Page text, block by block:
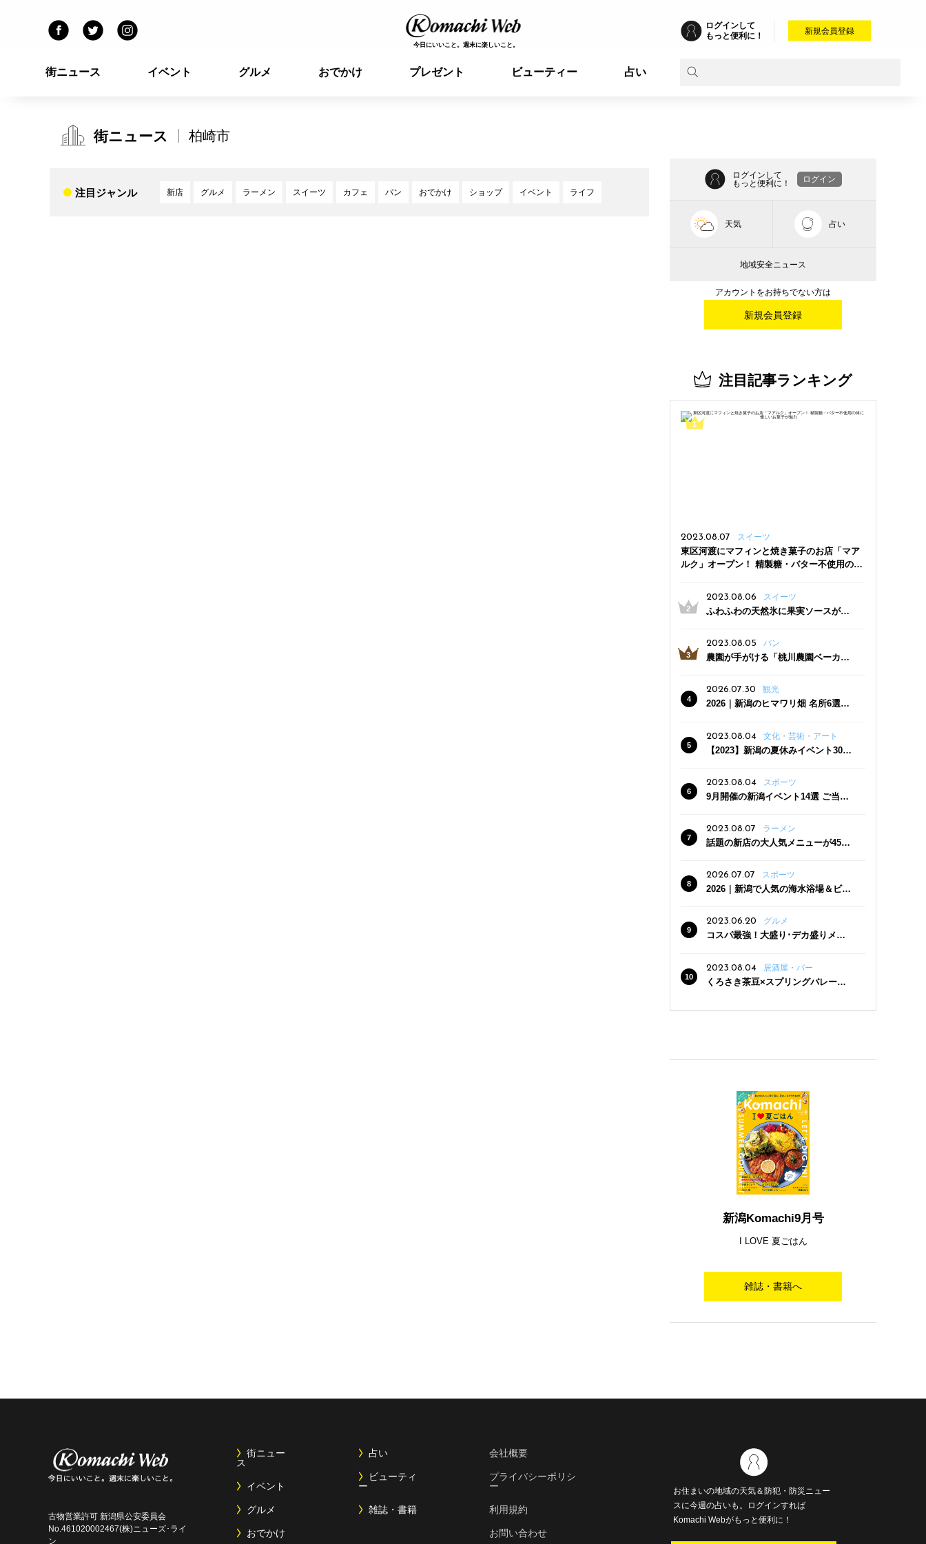
今日にいいこと。週末に楽しいこと。
ログインして
もっと便利に！
新規会員登録
街ニュース イベント グルメ おでかけ プレゼント ビューティー 占い
街ニュース 柏崎市
注目ジャンル 新店 グルメ ラーメン スイーツ カフェ パン おでかけ ショップ イベント ライフ
ログインして
もっと便利に！
ログイン
天気 占い
地域安全ニュース
アカウントをお持ちでない方は
新規会員登録
注目記事ランキング
2023.08.07 スイーツ
東区河渡にマフィンと焼き菓子のお店「マア
ルク」オープン！ 精製糖・バター不使用の体
2023.08.06
スイーツ
ふわふわの天然氷に果実ソースがた
三条駅近くにオープン
2023.08.05 パン
農園が手がける「桃川農園ベーカリ
った焼きたてパンのほか、ジェラー
トやスムージーも
2026.07.30 観光
2026｜新潟のヒマワリ畑 名所6選
2023.08.04
文化・芸術・アート
【2023】新潟の夏休みイベント30
2023.08.04
スポーツ
9月開催の新潟イベント14選 ご当地
2023.08.07 ラーメン
話題の新店の大人気メニューが450
クーポン登場
2026.07.07 スポーツ
2026｜新潟で人気の海水浴場＆ビー
2023.06.20
グルメ
コスパ最強！大盛り･デカ盛りメニ
2023.08.04
居酒屋・バー
くろさき茶豆×スプリングバレー豊
新潟Komachi9月号
I LOVE 夏ごはん
雑誌・書籍へ
古物営業許可 新潟県公安委員会
No.461020002467(株)ニューズ･ライ
ン
街ニュー
ス
イベント
グルメ
おでかけ
占い
ビューティ
ー
雑誌・書籍
会社概要
プライバシーポリシ
ー
利用規約
お問い合わせ
お住まいの地域の天気＆防犯・防災ニュー
スに今週の占いも。ログインすれば
Komachi Webがもっと便利に！